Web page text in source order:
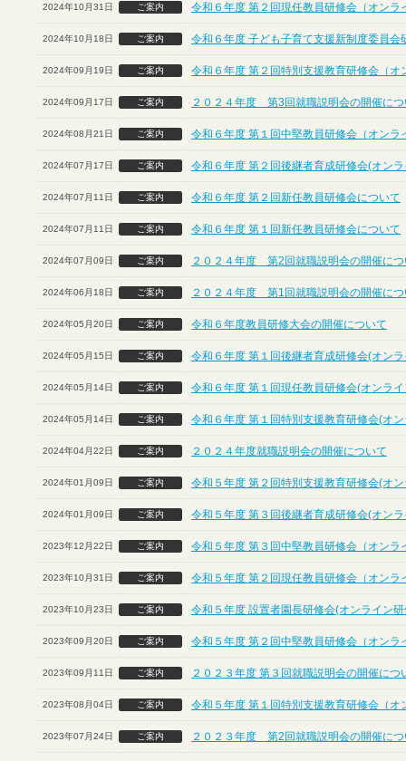
2024年10月31日 ご案内 令和６年度 第２回現任教員研修会（オンラ
2024年10月18日 ご案内 令和６年度 子ども子育て支援新制度委員会
2024年09月19日 ご案内 令和６年度 第２回特別支援教育研修会（オ
2024年09月17日 ご案内 ２０２４年度 第3回就職説明会の開催につ
2024年08月21日 ご案内 令和６年度 第１回中堅教員研修会（オンラ
2024年07月17日 ご案内 令和６年度 第２回後継者育成研修会(オン
2024年07月11日 ご案内 令和６年度 第２回新任教員研修会について
2024年07月11日 ご案内 令和６年度 第１回新任教員研修会について
2024年07月09日 ご案内 ２０２４年度 第2回就職説明会の開催につ
2024年06月18日 ご案内 ２０２４年度 第1回就職説明会の開催につ
2024年05月20日 ご案内 令和６年度教員研修大会の開催について
2024年05月15日 ご案内 令和６年度 第１回後継者育成研修会(オン
2024年05月14日 ご案内 令和６年度 第１回現任教員研修会(オンラ
2024年05月14日 ご案内 令和６年度 第１回特別支援教育研修会(オ
2024年04月22日 ご案内 ２０２４年度就職説明会の開催について
2024年01月09日 ご案内 令和５年度 第２回特別支援教育研修会(オ
2024年01月09日 ご案内 令和５年度 第３回後継者育成研修会(オン
2023年12月22日 ご案内 令和５年度 第３回中堅教員研修会（オンラ
2023年10月31日 ご案内 令和５年度 第２回現任教員研修会（オンラ
2023年10月23日 ご案内 令和５年度 設置者園長研修会(オンライン
2023年09月20日 ご案内 令和５年度 第２回中堅教員研修会（オンラ
2023年09月11日 ご案内 ２０２３年度 第３回就職説明会の開催につ
2023年08月04日 ご案内 令和５年度 第１回特別支援教育研修会（オ
2023年07月24日 ご案内 ２０２３年度 第2回就職説明会の開催に